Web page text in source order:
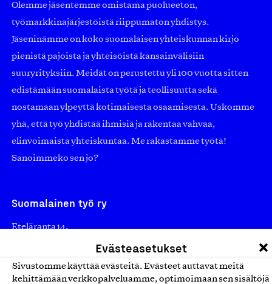
Evästeasetukset
Sivustomme käyttää evästeitä. Evästeet auttavat meitä
kehittämään verkkopalveluamme, optimoimaan sen sisältöjä
Olemme jäsentemme omistama puolueeton,
työmarkkinajärjestöistä riippumaton yhdistys.
Jäseninämme on koko suomalaisen yhteiskunnan kirjo
pienistä pajoista ja yhteisöistä kansainvälisiin
suuryrityksiin. Meidät on perustettu yli 100 vuotta sitten
edistämään suomalaista työtä ja teollisuutta sekä
nostamaan ylpeyttä kotimaisesta osaamisesta. Uskomme
yhä, että työ yhdistää ihmisiä ja rakentaa vahvaa,
elinvoimaista yhteiskuntaa. Me rakastamme työtä!
Sanoimmeko sen jo?
Suomalainen työ ry
Eteläranta 14,
Finland
asiakaspalvelu@suomalainentyo.fi